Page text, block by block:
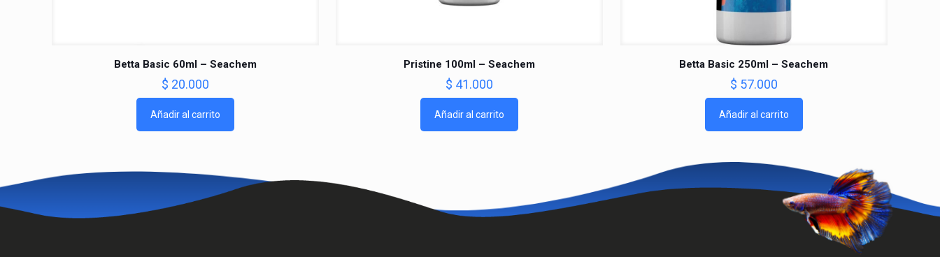
Betta Basic 60ml – Seachem
$ 20.000
Añadir al carrito
Pristine 100ml – Seachem
$ 41.000
Añadir al carrito
Betta Basic 250ml – Seachem
$ 57.000
Añadir al carrito